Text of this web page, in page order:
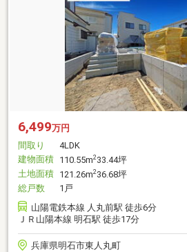
6,499万円
間取り
4LDK
建物面積 110.55m233.44坪
土地面積 121.26m236.68坪
総戸数
1戸
山陽電鉄本線 人丸前駅 徒歩6分
ＪＲ山陽本線 明石駅 徒歩17分
兵庫県明石市東人丸町